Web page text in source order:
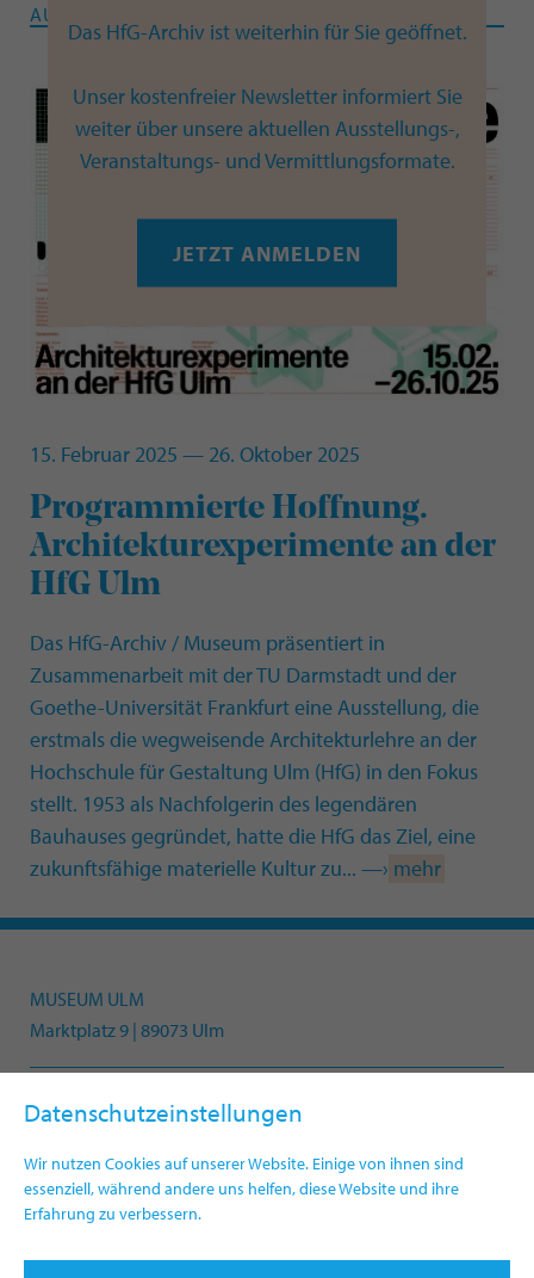
Datenschutzeinstellungen
Wir nutzen Cookies auf unserer Website. Einige von ihnen sind
essenziell, während andere uns helfen, diese Website und ihre
Erfahrung zu verbessern.
AUSSTELLUNG
15. Februar 2025 — 26. Oktober 2025
Programmierte Hoffnung.
Architekturexperimente an der
HfG Ulm
Das HfG-Archiv / Museum präsentiert in
Zusammenarbeit mit der TU Darmstadt und der
Goethe-Universität Frankfurt eine Ausstellung, die
erstmals die wegweisende Architekturlehre an der
Hochschule für Gestaltung Ulm (HfG) in den Fokus
stellt. 1953 als Nachfolgerin des legendären
Bauhauses gegründet, hatte die HfG das Ziel, eine
zukunftsfähige materielle Kultur zu... —› mehr
MUSEUM ULM
Marktplatz 9 | 89073 Ulm
Telefon +49(0)731 161-4330
www.museumulm.de
Newsletter
Das HfG-Archiv ist weiterhin für Sie geöffnet.
Unser kostenfreier Newsletter informiert Sie
weiter über unsere aktuellen Ausstellungs-,
Veranstaltungs- und Vermittlungsformate.
JETZT ANMELDEN